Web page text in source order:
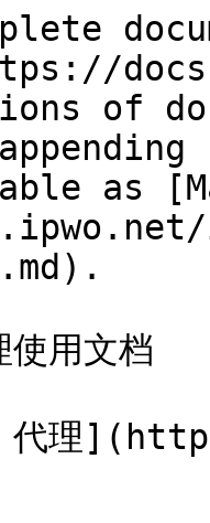
of
as
用文档
代理